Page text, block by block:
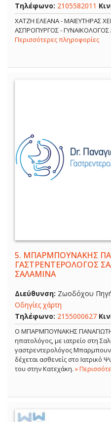
Τηλέφωνο: 2105582011
ΧΑΤΖΗ ΕΛΕΑΝΑ - ΜΑΙΕΥΤΗΡΑΣ
ΑΣΠΡΟΠΥΡΓΟΣ -
Περισσότερες πληροφορίες
5. ΜΠΑΡΜΠΟΥΝΑΚΗΣ
ΓΑΣΤΡΕΝΤΕΡΟΛΟΓΟΣ
ΣΑΛΑΜΙΝΑ
Διεύθυνση: Ζωοδόχου
Οδηγίες χάρτη
Τηλέφωνο: 2155000627
Ο ΜΠΑΡΜΠΟΥΝΑΚΗΣ
ηπατολόγος, με ιατρείο στη
γαστρεντερολόγος
δέχεται ασθενείς στο Ιατρικό
του στην Κατεχάκη. »